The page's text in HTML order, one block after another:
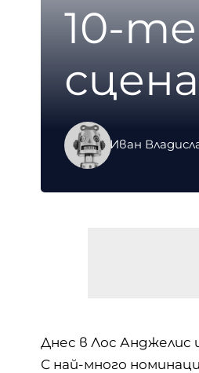
10-
Иван
Днес в Лос Анджелис
С най-много